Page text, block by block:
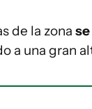
de la zona
a una gran